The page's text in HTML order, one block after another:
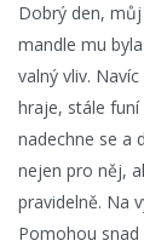
Dobrý den,
mandle mu
valný vliv.
hraje, stále funí
nadechne se a
nejen pro něj,
pravidelně. Na
Pomohou snad